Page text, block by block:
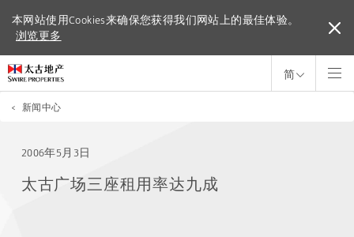
本网站使用Cookies来确保您获得我们网站上的最佳体验。
浏览更多
本网站使用Cookies来确保您获得我们网站上的最佳体验。
浏览更多
简
< 新闻中心
2006年5月3日
太古广场三座租用率达九成